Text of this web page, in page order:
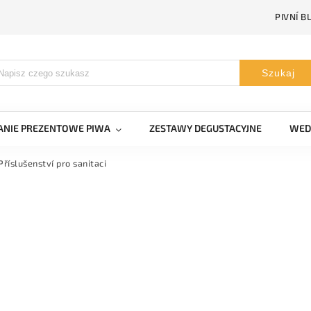
PIVNÍ
Szukaj
PREZENTOWE PIWA ZESTAWY DEGUSTACYJNE
pro sanitaci